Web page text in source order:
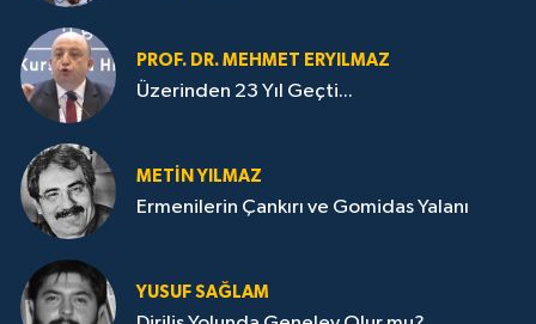
PROF. DR. MEHMET ERYILMAZ
Üzerinden 23 Yıl Geçti...
METIN YILMAZ
Ermenilerin Çankırı ve Gomidas Yalanı
YUSUF SAĞLAM